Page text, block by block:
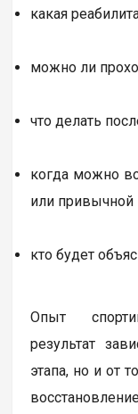
какая
можно ли
что делать
когда можно
или привычной
кто будет
Опыт
результат
этапа, но и от